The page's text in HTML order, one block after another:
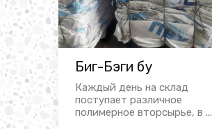
Биг-Бэги бу
Каждый день на склад
поступает различное
полимерное вторсырье, в ...